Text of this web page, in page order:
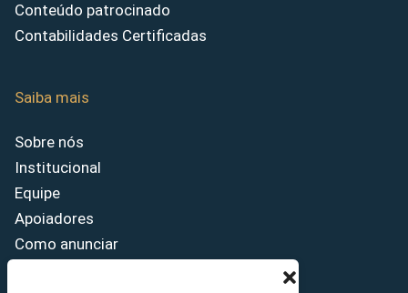
Conteúdo patrocinado
Contabilidades Certificadas
Saiba mais
Sobre nós
Institucional
Equipe
Apoiadores
Como anunciar